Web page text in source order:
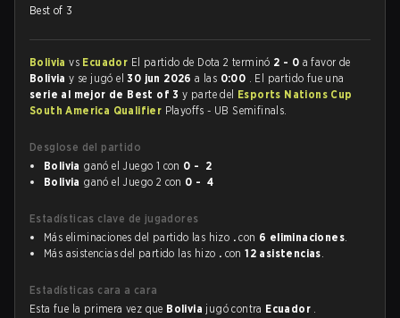
Best of 3
Boliviavs Ecuador El partido de Dota 2 terminó 2 - 0 a favor de
Boliviay se jugó el30 jun 2026a las 0:00 . El partido fue una
serie al mejor de Best of 3y parte del Esports Nations Cup
South America Qualifier Playoffs - UB Semifinals.
Desglose del partido
Bolivia ganó el Juego 1 con 0 - 2
Bolivia ganó el Juego 2 con 0 - 4
Estadísticas clave de jugadores
Más eliminaciones del partido las hizo . con 6 eliminaciones.
Más asistencias del partido las hizo . con12 asistencias.
Estadísticas cara a cara
Esta fue la primera vez que Bolivia jugó contra Ecuador .